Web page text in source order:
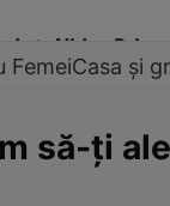
Video Prime
FemeiCasa și
să-ţi